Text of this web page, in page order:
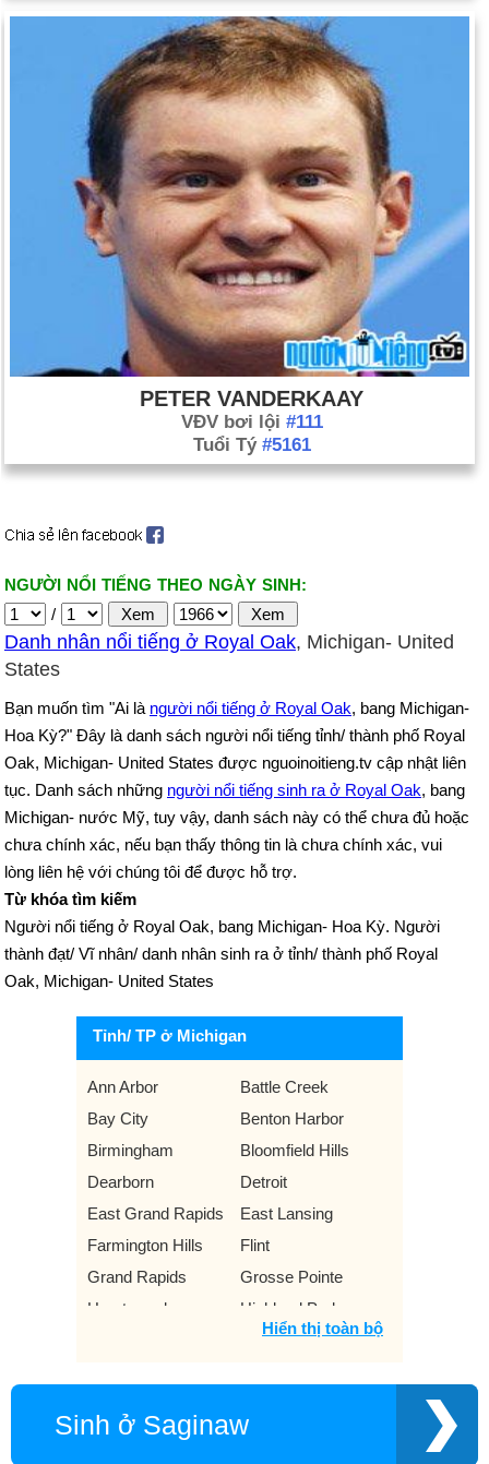
PETER VANDERKAAY
VĐV bơi lội #111
Tuổi Tý #5161
NGƯỜI NỔI TIẾNG THEO NGÀY SINH:
/
Danh nhân nổi tiếng ở Royal Oak, Michigan- United
States
Bạn muốn tìm "Ai là người nổi tiếng ở Royal Oak, bang Michigan-
Hoa Kỳ?" Đây là danh sách người nổi tiếng tỉnh/ thành phố Royal
Oak, Michigan- United States được nguoinoitieng.tv cập nhật liên
tục. Danh sách những người nổi tiếng sinh ra ở Royal Oak, bang
Michigan- nước Mỹ, tuy vậy, danh sách này có thể chưa đủ hoặc
chưa chính xác, nếu bạn thấy thông tin là chưa chính xác, vui
lòng liên hệ với chúng tôi để được hỗ trợ.
Từ khóa tìm kiếm
Người nổi tiếng ở Royal Oak, bang Michigan- Hoa Kỳ. Người
thành đạt/ Vĩ nhân/ danh nhân sinh ra ở tỉnh/ thành phố Royal
Oak, Michigan- United States
Tỉnh/ TP ở Michigan
Ann Arbor
Battle Creek
Bay City
Benton Harbor
Birmingham
Bloomfield Hills
Dearborn
Detroit
East Grand Rapids
East Lansing
Farmington Hills
Flint
Grand Rapids
Grosse Pointe
Hamtramck
Highland Park
Jackson
Muskegon
Niles
Hiển thị toàn bộ
Sinh ở Saginaw